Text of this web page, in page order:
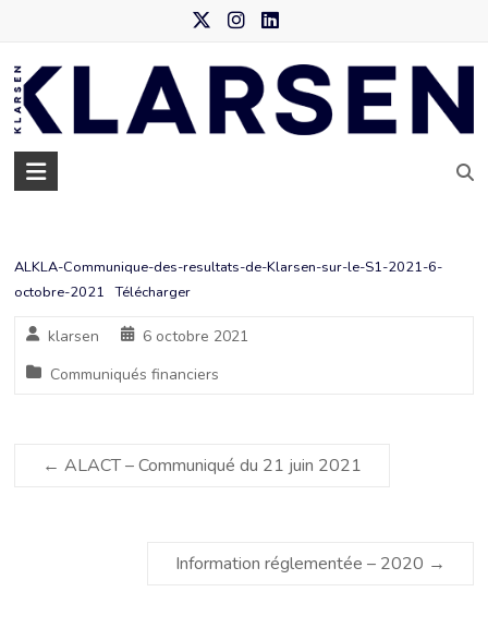
content
Klarsen
de
data
marketing
ALKLA-Communique-des-resultats-de-Klarsen-sur-le-S1-2021-6-
octobre-2021
Télécharger
klarsen
6 octobre 2021
Communiqués financiers
← ALACT – Communiqué du 21 juin 2021
Information réglementée – 2020 →